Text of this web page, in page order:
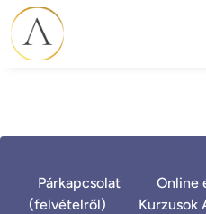
Párkapcsolat
Online
(felvételről)
Kurzusok